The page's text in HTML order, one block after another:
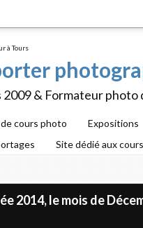
& Formateur photo
cours photo Expositions
Site dédié aux
2014, le mois de